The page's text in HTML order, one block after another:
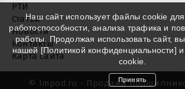
РТИ
Статьи
Новости
Контакты
Карта сайта
© Impod.ru - Продажа
Наш сайт использует файлы cookie
работоспособности, анализа трафика и
работы. Продолжая использовать сайт,
нашей [Политикой конфиденциальности]
cookie.
Принять